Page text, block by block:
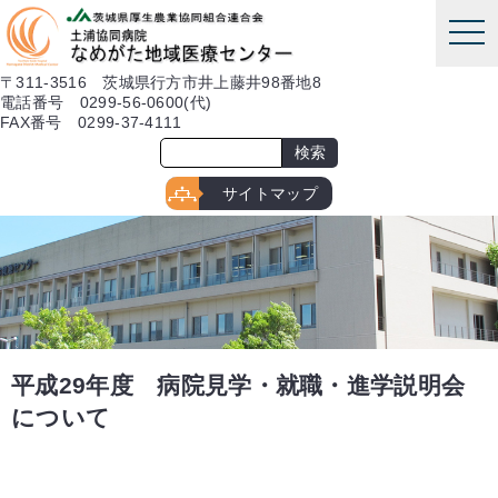
本文へ
〒311-3516 茨城県行方市井上藤井98番地8
電話番号 0299-56-0600(代)
FAX番号 0299-37-4111
サイトマップ
平成29年度 病院見学・就職・進学説明会
について